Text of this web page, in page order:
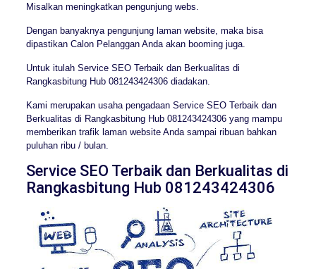
Misalkan meningkatkan pengunjung webs.
Dengan banyaknya pengunjung laman website, maka bisa
dipastikan Calon Pelanggan Anda akan booming juga.
Untuk itulah Service SEO Terbaik dan Berkualitas di
Rangkasbitung Hub 081243424306 diadakan.
Kami merupakan usaha pengadaan Service SEO Terbaik dan
Berkualitas di Rangkasbitung Hub 081243424306 yang mampu
memberikan trafik laman website Anda sampai ribuan bahkan
puluhan ribu / bulan.
Service SEO Terbaik dan Berkualitas di
Rangkasbitung Hub 081243424306